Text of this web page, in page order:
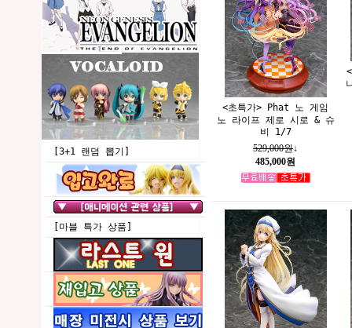
[3+1 랜덤 뽑기]
[마블 특가 상품]
<초특가> Phat 노 게임
노 라이프 제로 시로 & 슈
비 1/7
529,000원↓
485,000원